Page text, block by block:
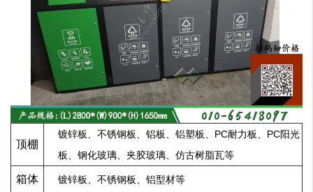
顶棚
镀锌板、不锈钢板、铝板、铝塑板、PC耐力板、PC阳光
板、钢化玻璃、夹胶玻璃、仿古树脂瓦等
箱体 镀锌板、不锈钢板、铝型材等